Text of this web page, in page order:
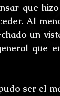
que
Al
un
que
ser el